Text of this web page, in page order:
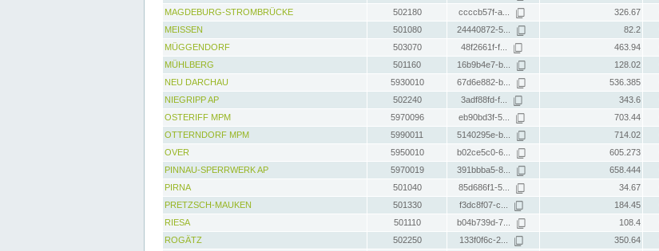
MAGDEBURG-STROMBRÜCKE
502180 ccccb57f-a... 326.67
MEISSEN
501080 24440872-5... 82.2
MÜGGENDORF
503070 48f2661f-f... 463.94
MÜHLBERG
501160 16b9b4e7-b... 128.02
NEU DARCHAU
5930010 67d6e882-b... 536.385
NIEGRIPP AP
502240 3adf88fd-f... 343.6
OSTERIFF MPM
5970096 eb90bd3f-5... 703.44
OTTERNDORF MPM
5990011 5140295e-b... 714.02
OVER
5950010 b02ce5c0-6... 605.273
PINNAU-SPERRWERK AP
5970019 391bbba5-8... 658.444
PIRNA
501040 85d686f1-5... 34.67
PRETZSCH-MAUKEN
501330 f3dc8f07-c... 184.45
RIESA
501110 b04b739d-7... 108.4
ROGÄTZ
502250 133f0f6c-2... 350.64